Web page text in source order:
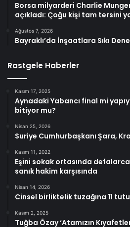
Borsa milyarderi Charlie Munger
açıkladı: Çoğu kişi tam tersini
Ağustos 7, 2026
Bayraklı’da İnşaatlara Sıkı
Rastgele Haberler
Kasım 17, 2025
Aynadaki Yabancı final mi
bitiyor mu?
Nisan 25, 2026
Suriye Cumhurbaşkanı Şara,
Kasım 11, 2022
Eşini sokak ortasında
sanık hakim karşısında
Nisan 14, 2026
Cinsel birliktelik tuzağına 11
Kasım 2, 2025
Tuğba Özay ‘Atamızın